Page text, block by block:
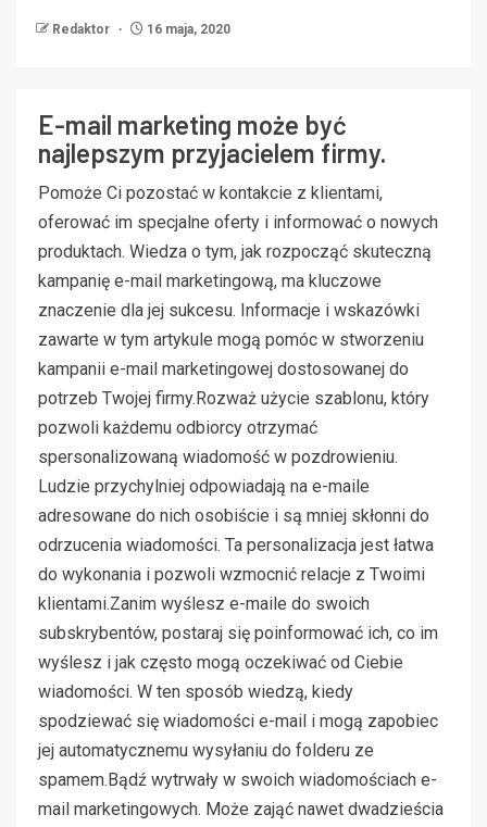
Redaktor 16 maja, 2020
E-mail marketing może być
najlepszym przyjacielem firmy.
Pomoże Ci pozostać w kontakcie z klientami,
oferować im specjalne oferty i informować o nowych
produktach. Wiedza o tym, jak rozpocząć skuteczną
kampanię e-mail marketingową, ma kluczowe
znaczenie dla jej sukcesu. Informacje i wskazówki
zawarte w tym artykule mogą pomóc w stworzeniu
kampanii e-mail marketingowej dostosowanej do
potrzeb Twojej firmy.Rozważ użycie szablonu, który
pozwoli każdemu odbiorcy otrzymać
spersonalizowaną wiadomość w pozdrowieniu.
Ludzie przychylniej odpowiadają na e-maile
adresowane do nich osobiście i są mniej skłonni do
odrzucenia wiadomości. Ta personalizacja jest łatwa
do wykonania i pozwoli wzmocnić relacje z Twoimi
klientami.Zanim wyślesz e-maile do swoich
subskrybentów, postaraj się poinformować ich, co im
wyślesz i jak często mogą oczekiwać od Ciebie
wiadomości. W ten sposób wiedzą, kiedy
spodziewać się wiadomości e-mail i mogą zapobiec
jej automatycznemu wysyłaniu do folderu ze
spamem.Bądź wytrwały w swoich wiadomościach e-
mail marketingowych. Może zająć nawet dwadzieścia